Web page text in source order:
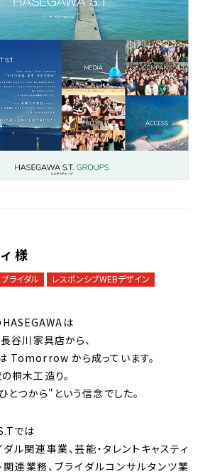
様
ブライダル レスポンシブWEBデザイン
は
谷川家具店から、
は Tomorrow から成っています。
桐木工造り。
とつから"という信念でした。
では
ル関連事業、芸能・タレントキャスティ
関連業務、ブライダルコンサルタンツ業